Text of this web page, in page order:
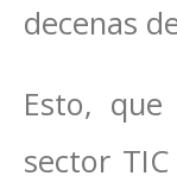
decenas
Esto,
sector